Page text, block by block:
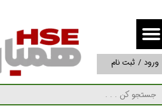
ورود / ثبت نام
حساب کاربری من
تغییر گذر واژه
سفارشات